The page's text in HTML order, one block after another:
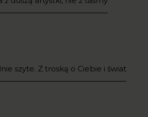
szyte. Z troską o Ciebie i świat